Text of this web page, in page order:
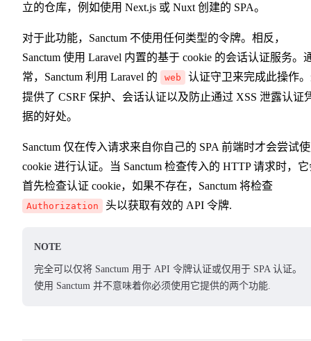
立的仓库，例如使用 Next.js 或 Nuxt 创建的 SPA。
对于此功能，Sanctum 不使用任何类型的令牌。相反，
Sanctum 使用 Laravel 内置的基于 cookie 的会话认证服务。
常，Sanctum 利用 Laravel 的
web
认证守卫来完成此操作
提供了 CSRF 保护、会话认证以及防止通过 XSS 泄露认证
据的好处。
Sanctum 仅在传入请求来自你自己的 SPA 前端时才会尝试
cookie 进行认证。当 Sanctum 检查传入的 HTTP 请求时，
首先检查认证 cookie，如果不存在，Sanctum 将检查
Authorization 头以获取有效的 API 令牌.
NOTE
完全可以仅将 Sanctum 用于 API 令牌认证或仅用于 SPA 认证。
使用 Sanctum 并不意味着你必须使用它提供的两个功能.